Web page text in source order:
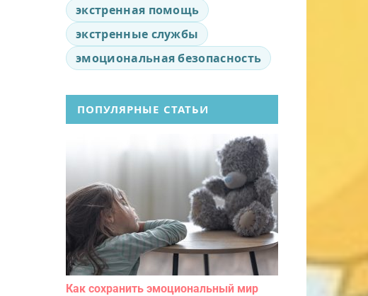
экстренная помощь
экстренные службы
эмоциональная безопасность
ПОПУЛЯРНЫЕ СТАТЬИ
Как сохранить эмоциональный мир